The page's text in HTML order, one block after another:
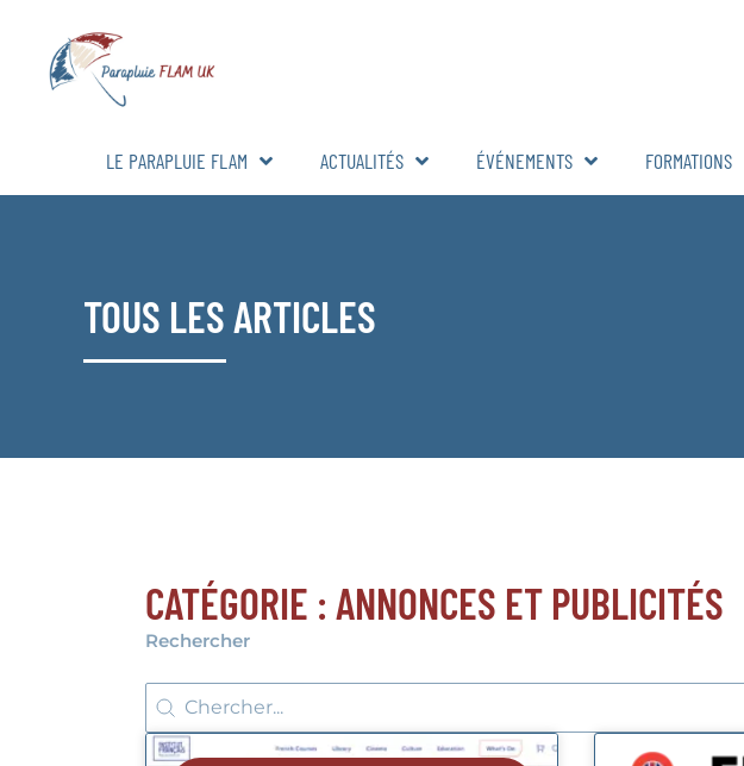
LE PARAPLUIE FLAM ACTUALITÉS ÉVÉNEMENTS FORMATIONS
TOUS LES ARTICLES
CATÉGORIE : ANNONCES ET PUBLICITÉS
Rechercher
Rechercher
Rechercher